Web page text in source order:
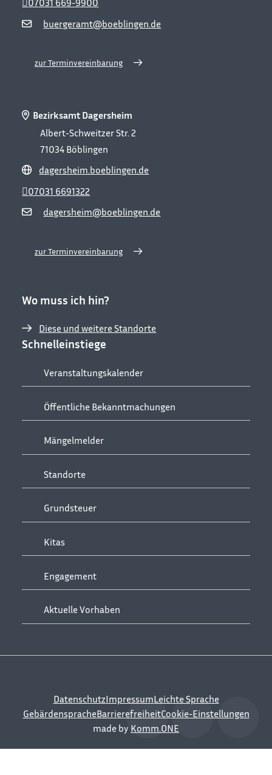
buergeramt@boeblingen.de
07031 669-9900
zur Terminvereinbarung
Bezirksamt Dagersheim
Albert-Schweitzer Str. 2
71034 Böblingen
dagersheim.boeblingen.de
dagersheim@boeblingen.de
07031 6691322
zur Terminvereinbarung
Wo muss ich hin?
Diese und weitere Standorte
Schnelleinstiege
Veranstaltungskalender
Öffentliche Bekanntmachungen
Mängelmelder
Standorte
Grundsteuer
Kitas
Engagement
Aktuelle Vorhaben
DatenschutzImpressumLeichte Sprache
GebärdenspracheBarrierefreiheitCookie-Einstellungen
made by Komm.ONE